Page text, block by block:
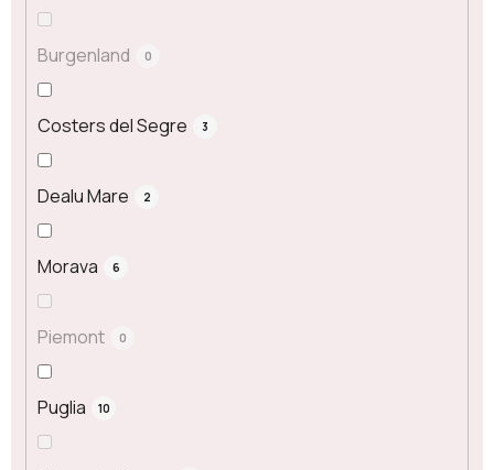
Burgenland 0
Costers del Segre 3
Dealu Mare 2
Morava 6
Piemont 0
Puglia 10